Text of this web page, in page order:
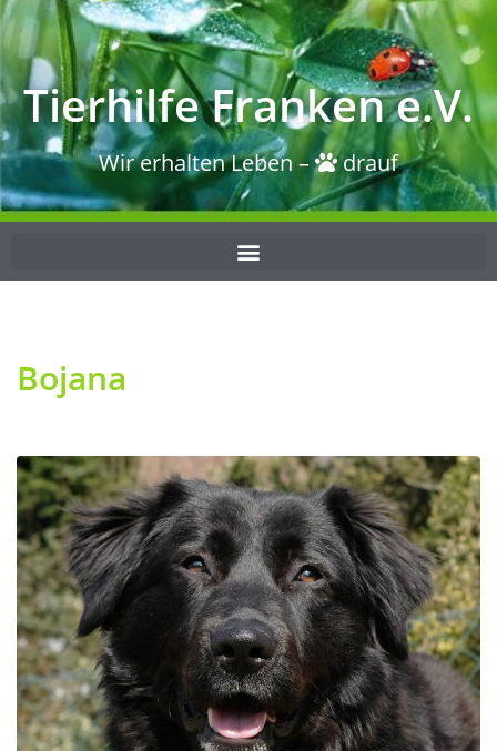
Tierhilfe Franken e.V.
Wir erhalten Leben – drauf
Bojana